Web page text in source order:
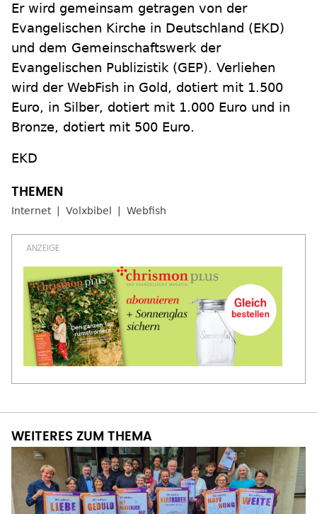
Er wird gemeinsam getragen von der
Evangelischen Kirche in Deutschland (EKD)
und dem Gemeinschaftswerk der
Evangelischen Publizistik (GEP). Verliehen
wird der WebFish in Gold, dotiert mit 1.500
Euro, in Silber, dotiert mit 1.000 Euro und in
Bronze, dotiert mit 500 Euro.
EKD
Internet Volxbibel Webfish
WEITERES ZUM THEMA